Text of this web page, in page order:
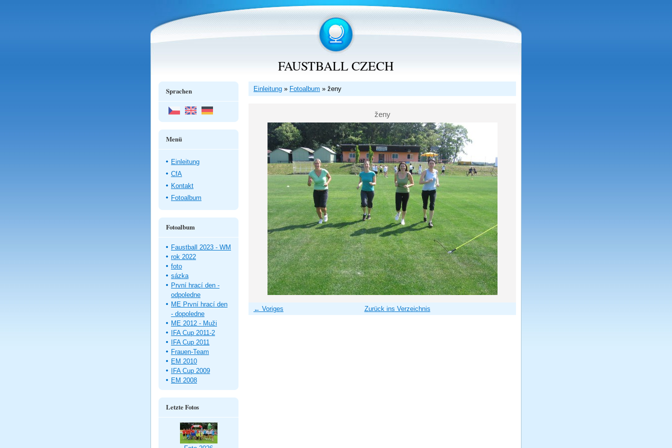
FAUSTBALL CZECH
Einleitung » Fotoalbum » ženy
ženy
← Voriges Zurück ins Verzeichnis
Sprachen
Menü
Einleitung
CfA
Kontakt
Fotoalbum
Fotoalbum
Faustball 2023 - WM
rok 2022
foto
sázka
První hrací den -
odpoledne
ME První hrací den
- dopoledne
ME 2012 - Muži
IFA Cup 2011-2
IFA Cup 2011
Frauen-Team
EM 2010
IFA Cup 2009
EM 2008
Letzte Fotos